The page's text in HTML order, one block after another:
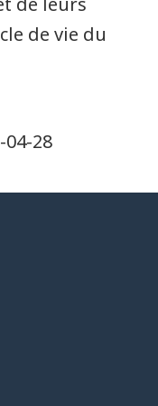
de vie du
04-28